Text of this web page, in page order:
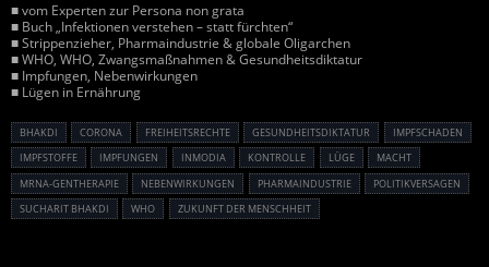
■ vom Experten zur Persona non grata
■ Buch „Infektionen verstehen – statt fürchten“
■ Strippenzieher, Pharmaindustrie & globale Oligarchen
■ WHO, WHO, Zwangsmaßnahmen & Gesundheitsdiktatur
■ Impfungen, Nebenwirkungen
■ Lügen in Ernährung
BHAKDI CORONA FREIHEITSRECHTE GESUNDHEITSDIKTATUR
IMPFSCHADEN
IMPFSTOFFE
IMPFUNGEN INMODIA KONTROLLE LÜGE
MACHT
MRNA-GENTHERAPIE
NEBENWIRKUNGEN PHARMAINDUSTRIE
POLITIKVERSAGEN
SUCHARIT BHAKDI
WHO ZUKUNFT DER MENSCHHEIT